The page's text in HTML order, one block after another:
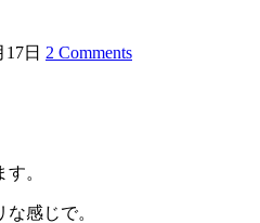
17日 2 Comments
。
感じで。